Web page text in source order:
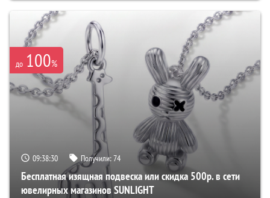
до 100%
09:38:29 Получили:74
Бесплатная изящная подвеска или скидка 500р. в сети
ювелирных магазинов SUNLIGHT